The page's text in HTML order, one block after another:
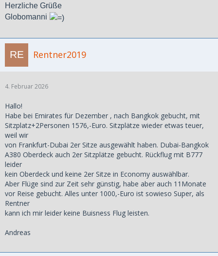
Herzliche Grüße
Globomanni
Rentner2019
4. Februar 2026
Hallo!
Habe bei Emirates für Dezember , nach Bangkok gebucht, mit
Sitzplatz+2Personen 1576,-Euro. Sitzplätze wieder etwas teuer,
weil wir
von Frankfurt-Dubai 2er Sitze ausgewählt haben. Dubai-Bangkok
A380 Oberdeck auch 2er Sitzplätze gebucht. Rückflug mit B777
leider
kein Oberdeck und keine 2er Sitze in Economy auswählbar.
Aber Flüge sind zur Zeit sehr günstig, habe aber auch 11Monate
vor Reise gebucht. Alles unter 1000,-Euro ist sowieso Super, als
Rentner
kann ich mir leider keine Buisness Flug leisten.
Andreas